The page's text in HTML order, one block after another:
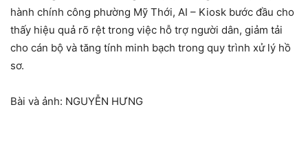
hành chính công phường Mỹ Thới, AI – Kiosk bước đầu cho
thấy hiệu quả rõ rệt trong việc hỗ trợ người dân, giảm tải
cho cán bộ và tăng tính minh bạch trong quy trình xử lý hồ
sơ.
Bài và ảnh: NGUYỄN HƯNG